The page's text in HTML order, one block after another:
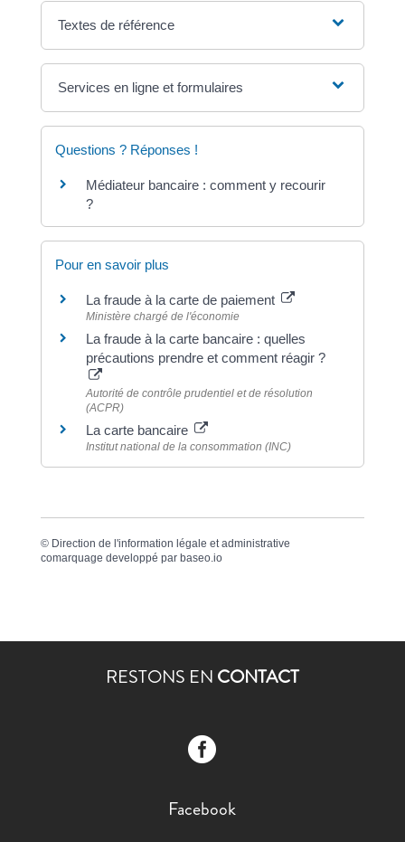
Textes de référence
Services en ligne et formulaires
Questions ? Réponses !
Médiateur bancaire : comment y recourir
?
Pour en savoir plus
La fraude à la carte de paiement
Ministère chargé de l'économie
La fraude à la carte bancaire : quelles
précautions prendre et comment réagir ?
Autorité de contrôle prudentiel et de résolution
(ACPR)
La carte bancaire
Institut national de la consommation (INC)
© Direction de l'information légale et administrative
comarquage developpé par baseo.io
RESTONS EN CONTACT

Facebook